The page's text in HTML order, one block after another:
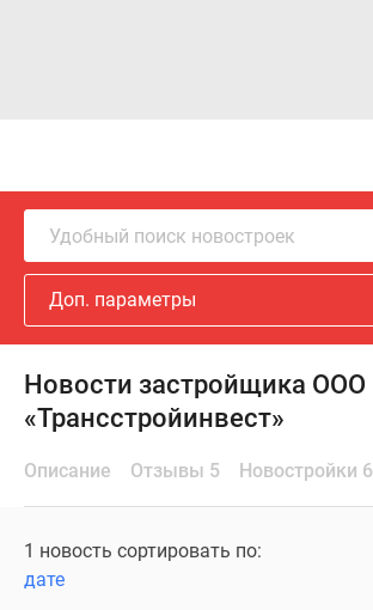
Удобный поиск новостроек
Доп. параметры
Новости застройщика ООО
«Трансстройинвест»
Описание Отзывы 5 Новостройки 6
1 новость сортировать по:
дате